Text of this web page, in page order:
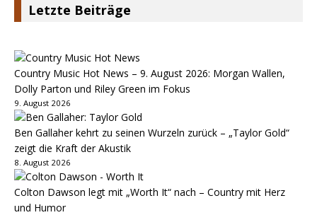
Letzte Beiträge
Country Music Hot News – 9. August 2026: Morgan Wallen,
Dolly Parton und Riley Green im Fokus
9. August 2026
Ben Gallaher kehrt zu seinen Wurzeln zurück – „Taylor Gold“
zeigt die Kraft der Akustik
8. August 2026
Colton Dawson legt mit „Worth It“ nach – Country mit Herz
und Humor